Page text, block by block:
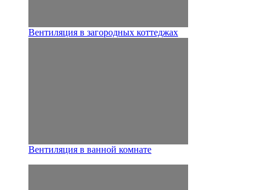
Вентиляция в загородных коттеджах
Вентиляция в ванной комнате